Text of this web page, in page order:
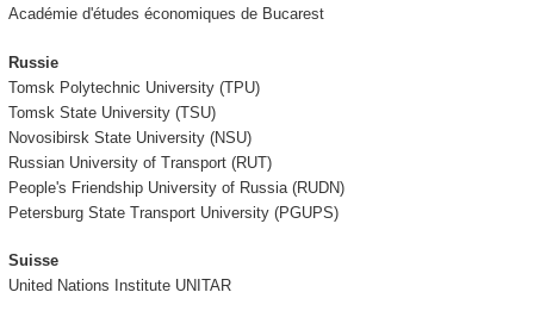
Académie d'études économiques de Bucarest
Russie
Tomsk Polytechnic University (TPU)
Tomsk State University (TSU)
Novosibirsk State University (NSU)
Russian University of Transport (RUT)
People's Friendship University of Russia (RUDN)
Petersburg State Transport University (PGUPS)
Suisse
United Nations Institute UNITAR